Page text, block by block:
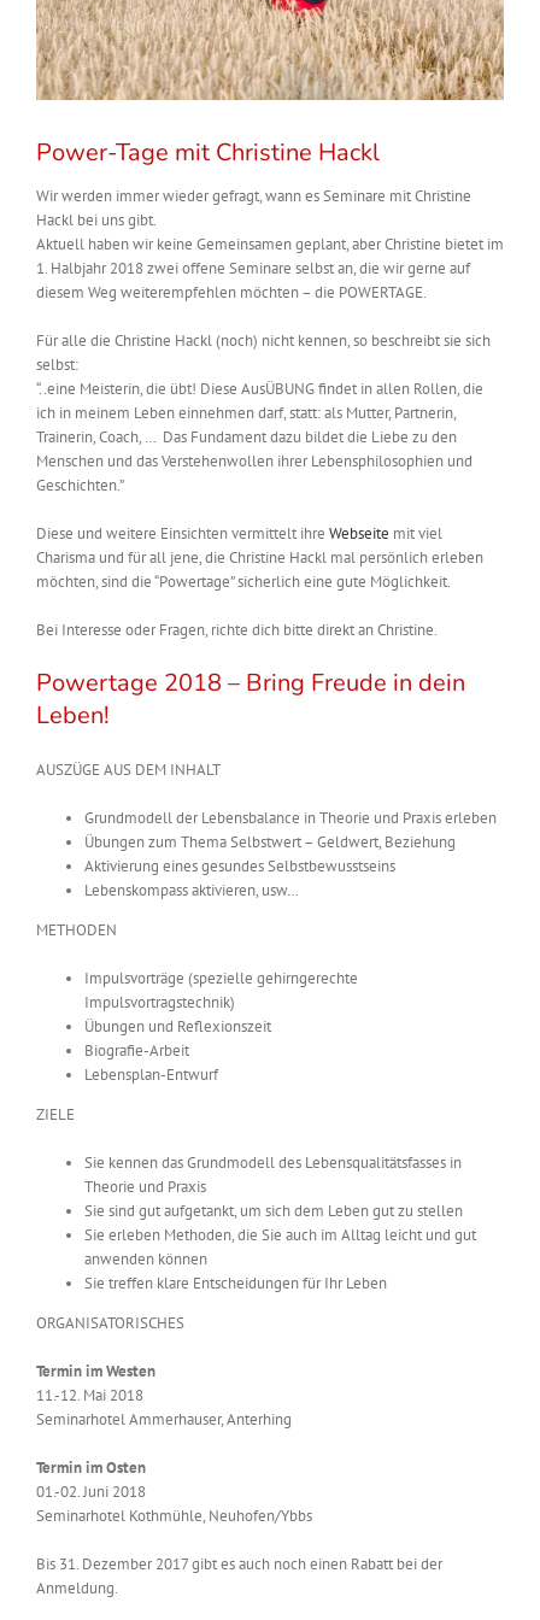
Power-Tage mit Christine Hackl
Wir werden immer wieder gefragt, wann es Seminare mit Christine
Hackl bei uns gibt.
Aktuell haben wir keine Gemeinsamen geplant, aber Christine bietet im
1. Halbjahr 2018 zwei offene Seminare selbst an, die wir gerne auf
diesem Weg weiterempfehlen möchten – die POWERTAGE.
Für alle die Christine Hackl (noch) nicht kennen, so beschreibt sie sich
selbst:
“..eine Meisterin, die übt! Diese AusÜBUNG findet in allen Rollen, die
ich in meinem Leben einnehmen darf, statt: als Mutter, Partnerin,
Trainerin, Coach, … Das Fundament dazu bildet die Liebe zu den
Menschen und das Verstehenwollen ihrer Lebensphilosophien und
Geschichten.”
Diese und weitere Einsichten vermittelt ihre Webseite mit viel
Charisma und für all jene, die Christine Hackl mal persönlich erleben
möchten, sind die “Powertage” sicherlich eine gute Möglichkeit.
Bei Interesse oder Fragen, richte dich bitte direkt an Christine.
Powertage 2018 – Bring Freude in dein
Leben!
AUSZÜGE AUS DEM INHALT
Grundmodell der Lebensbalance in Theorie und Praxis erleben
Übungen zum Thema Selbstwert – Geldwert, Beziehung
Aktivierung eines gesundes Selbstbewusstseins
Lebenskompass aktivieren, usw…
METHODEN
Impulsvorträge (spezielle gehirngerechte
Impulsvortragstechnik)
Übungen und Reflexionszeit
Biografie-Arbeit
Lebensplan-Entwurf
ZIELE
Sie kennen das Grundmodell des Lebensqualitätsfasses in
Theorie und Praxis
Sie sind gut aufgetankt, um sich dem Leben gut zu stellen
Sie erleben Methoden, die Sie auch im Alltag leicht und gut
anwenden können
Sie treffen klare Entscheidungen für Ihr Leben
ORGANISATORISCHES
Termin im Westen
11.-12. Mai 2018
Seminarhotel Ammerhauser, Anterhing
Termin im Osten
01.-02. Juni 2018
Seminarhotel Kothmühle, Neuhofen/Ybbs
Bis 31. Dezember 2017 gibt es auch noch einen Rabatt bei der
Anmeldung.